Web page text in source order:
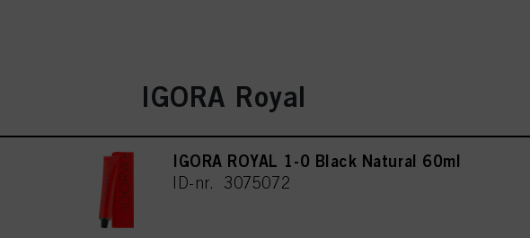
IGORA Royal
IGORA ROYAL 1-0 Black Natural 60ml
ID-nr. 3075072